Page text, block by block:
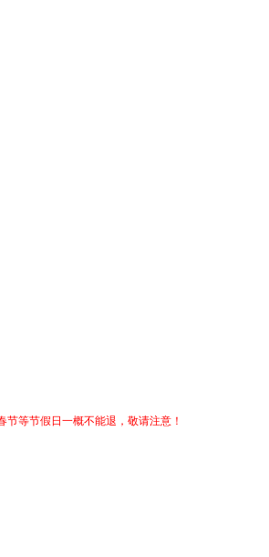
等节假日一概不能退，敬请注意！